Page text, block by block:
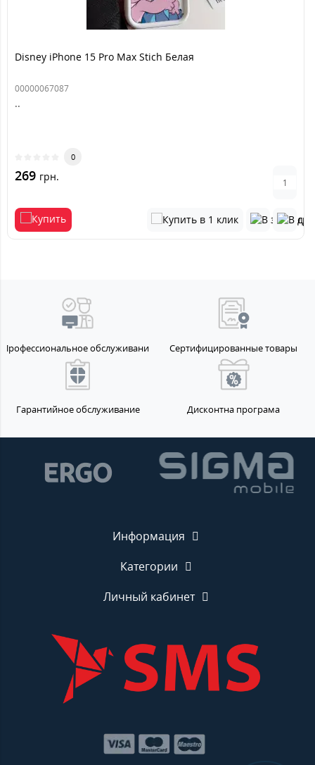
Disney iPhone 15 Pro Max Stich Белая
00000067087
..
0
269 грн.
Профессиональное обслуживание Сертифицированные товары
Гарантийное обслуживание Дисконтна програма
Информация
Категории
Личный кабинет